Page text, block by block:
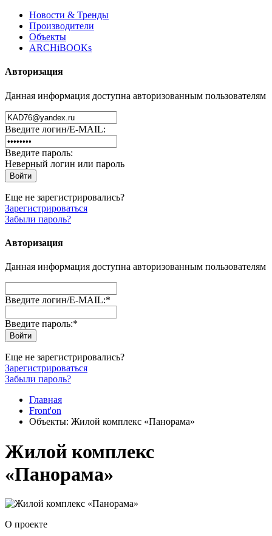
Новости & Тренды
Производители
Объекты
ARCHiBOOKs
Авторизация
Данная информация доступна авторизованным пользователям
Введите логин/E-MAIL:
Введите пароль:
Неверный логин или пароль
Еще не зарегистрировались?
Зарегистрироваться
Забыли пароль?
Авторизация
Данная информация доступна авторизованным пользователям
Введите логин/E-MAIL:*
Введите пароль:*
Еще не зарегистрировались?
Зарегистрироваться
Забыли пароль?
Главная
Front'on
Объекты: Жилой комплекс «Панорама»
Жилой комплекс
«Панорама»
О проекте